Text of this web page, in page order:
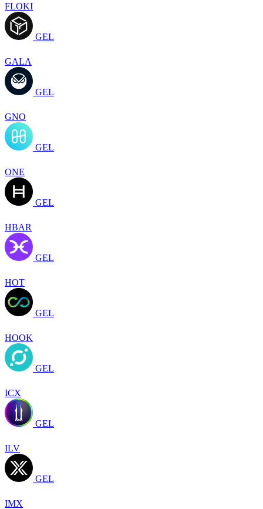
FLOKI
GEL
GALA
GEL
GNO
GEL
ONE
GEL
HBAR
GEL
HOT
GEL
HOOK
GEL
ICX
GEL
ILV
GEL
IMX